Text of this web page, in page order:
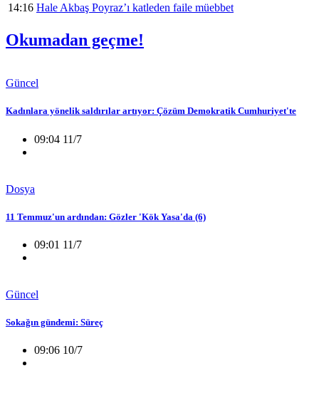
14:16 Hale Akbaş Poyraz’ı katleden faile müebbet
Okumadan geçme!
Güncel
Kadınlara yönelik saldırılar artıyor: Çözüm Demokratik Cumhuriyet'te
09:04 11/7
Dosya
11 Temmuz'un ardından: Gözler 'Kök Yasa'da (6)
09:01 11/7
Güncel
Sokağın gündemi: Süreç
09:06 10/7